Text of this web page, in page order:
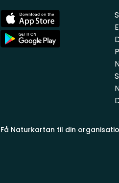
App
Store
App
Store
Få Naturkartan til din